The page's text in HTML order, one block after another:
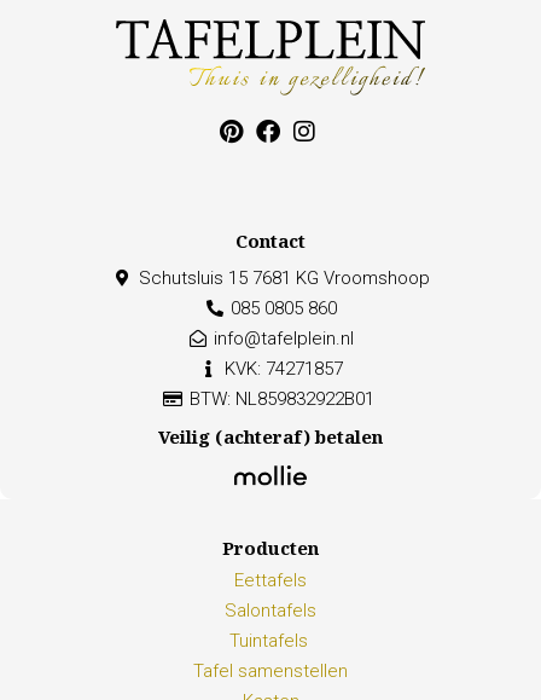
Contact
Schutsluis 15 7681 KG Vroomshoop
085 0805 860
info@tafelplein.nl
KVK: 74271857
BTW: NL859832922B01
Veilig (achteraf) betalen
Producten
Eettafels
Salontafels
Tuintafels
Tafel samenstellen